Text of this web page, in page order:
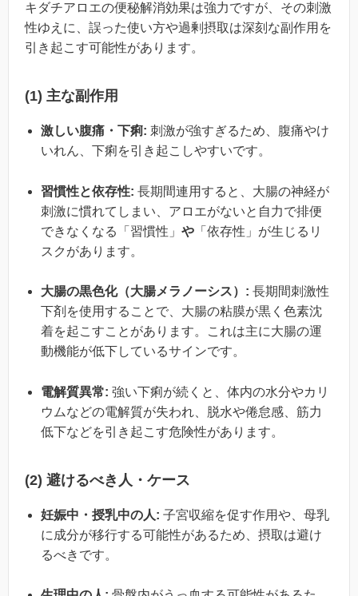
キダチアロエの便秘解消効果は強力ですが、その刺激
性ゆえに、誤った使い方や過剰摂取は深刻な副作用を
引き起こす可能性があります。
(1) 主な副作用
激しい腹痛・下痢: 刺激が強すぎるため、腹痛やけ
いれん、下痢を引き起こしやすいです。
習慣性と依存性: 長期間連用すると、大腸の神経が
刺激に慣れてしまい、アロエがないと自力で排便
できなくなる「習慣性」 や 「依存性」が生じるリ
スクがあります。
大腸の黒色化（大腸メラノーシス）: 長期間刺激性
下剤を使用することで、大腸の粘膜が黒く色素沈
着を起こすことがあります。これは主に大腸の運
動機能が低下しているサインです。
電解質異常: 強い下痢が続くと、体内の水分やカリ
ウムなどの電解質が失われ、脱水や倦怠感、筋力
低下などを引き起こす危険性があります。
(2) 避けるべき人・ケース
妊娠中・授乳中の人: 子宮収縮を促す作用や、母乳
に成分が移行する可能性があるため、摂取は避け
るべきです。